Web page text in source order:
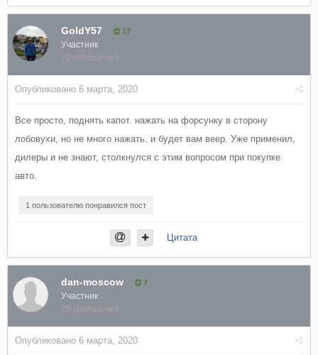
GoldY57 17
Участник
70 сообщений
Опубликовано 6 марта, 2020
Все просто, поднять капот. нажать на форсунку в сторону
лобовухи, но не много нажать. и будет вам веер. Уже применил,
дилеры и не знают, столкнулся с этим вопросом при покупке
авто.
1 пользователю понравился пост
Цитата
dan-moscow 7
Участник
28 сообщений
Опубликовано 6 марта, 2020